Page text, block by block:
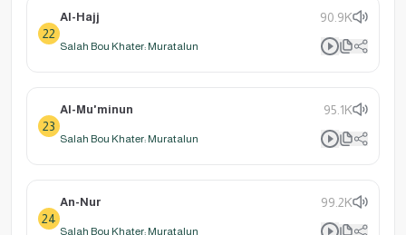
22
Al-Hajj 90.9K
Salah Bou Khater: Muratalun
23
Al-Mu'minun 95.1K
Salah Bou Khater: Muratalun
24
An-Nur 99.2K
Salah Bou Khater: Muratalun